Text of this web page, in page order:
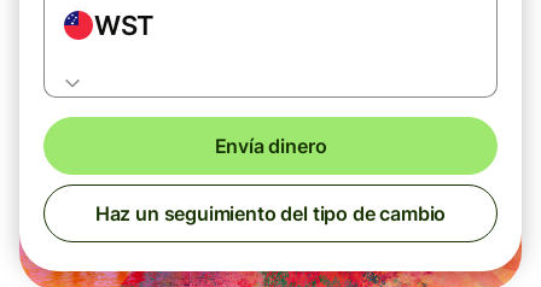
WST
Envía dinero
Haz un seguimiento del tipo de cambio